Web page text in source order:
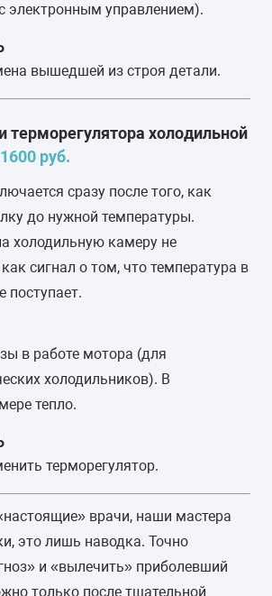
электронным управлением).
вышедшей из строя детали.
терморегулятора холодильной
руб.
сразу после того, как
до нужной температуры.
холодильную камеру не
сигнал о том, что температура в
поступает.
в работе мотора (для
холодильников). В
тепло.
терморегулятор.
врачи, наши мастера
это лишь наводка. Точно
и «вылечить» приболевший
только после тщательной